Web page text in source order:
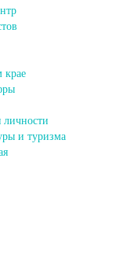
крае
и туризма